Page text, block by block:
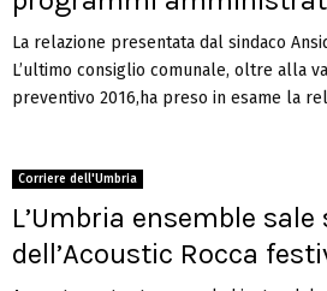
La relazione presentata dal sindaco
L’ultimo consiglio comunale, oltre alla
preventivo 2016,ha preso in esame la
Corriere dell'Umbria
L’Umbria ensemble
dell’Acoustic Rocca